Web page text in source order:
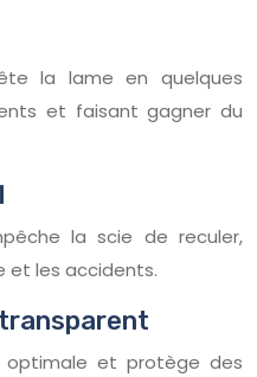
la lame en quelques
et faisant gagner du
la scie de reculer,
et les accidents.
optimale et protège des